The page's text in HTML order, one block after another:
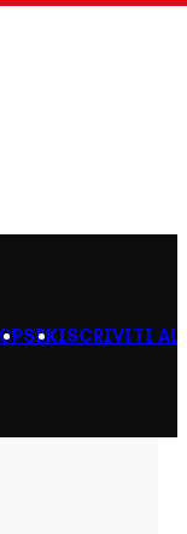
SBKISCRIVITI AL